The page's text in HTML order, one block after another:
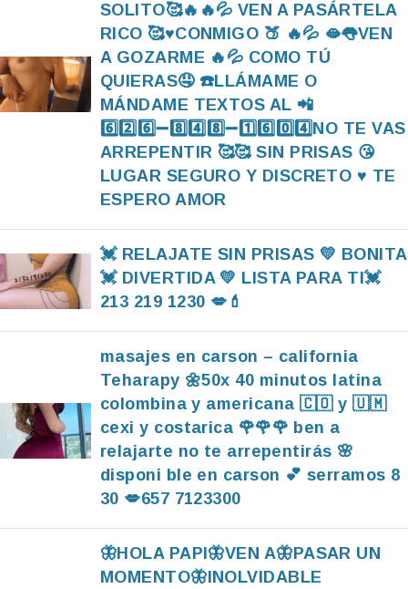
SOLITO🥰🔥🔥💦 VEN A PASÁRTELA
RICO 🥰♥️CONMIGO 🍑 🔥💦 🫦👅VEN
A GOZARME 🔥💦 COMO TÚ
QUIERAS🤤 ☎️LLÁMAME O
MÁNDAME TEXTOS AL 📲
6️⃣2️⃣6️⃣➖8️⃣4️⃣8️⃣➖1️⃣6️⃣0️⃣4️⃣NO TE VAS
ARREPENTIR 🥰🥰 SIN PRISAS 😘
LUGAR SEGURO Y DISCRETO ♥️ TE
ESPERO AMOR
💓 RELAJATE SIN PRISAS 💛 BONITA
💓 DIVERTIDA 💛 LISTA PARA TI💓
213 219 1230 💋💄
masajes en carson – california
Teharapy 🌼50x 40 minutos latina
colombina y americana 🇨🇴 y 🇺🇲
cexi y costarica 🌹🌹🌹 ben a
relajarte no te arrepentirás 🌸
disponi ble en carson 💕 serramos 8
30 💋657 7123300
🦋HOLA PAPI🦋VEN A🦋PASAR UN
MOMENTO🦋INOLVIDABLE